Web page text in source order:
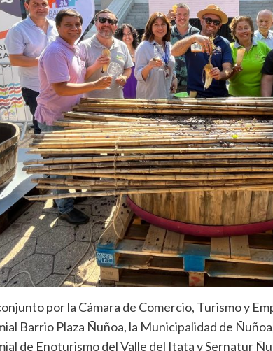
por la Cámara de Comercio, Turismo y
Barrio Plaza Ñuñoa, la Municipalidad de
de Enoturismo del Valle del Itata y Sernatur